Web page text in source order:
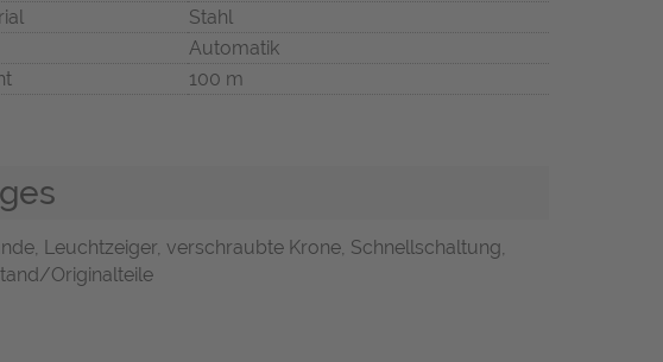
Stahl
Automatik
100 m
Leuchtzeiger, verschraubte Krone, Schnellschaltung,
Originalteile